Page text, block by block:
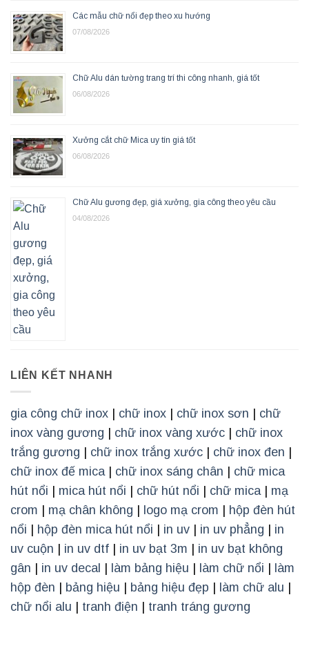
Các mẫu chữ nổi đẹp theo xu hướng
07/08/2026
Chữ Alu dán tường trang trí thi công nhanh, giá tốt
06/08/2026
Xưởng cắt chữ Mica uy tín giá tốt
06/08/2026
Chữ Alu gương đẹp, giá xưởng, gia công theo yêu cầu
04/08/2026
LIÊN KẾT NHANH
gia công chữ inox chữ inox chữ inox sơn
chữ
inox vàng gương
chữ inox vàng xước
chữ inox
trắng gương
chữ inox trắng xước chữ inox đen
chữ inox đế mica| chữ inox sáng chân
chữ mica
hút nổi
mica hút nổi chữ hút nổi chữ mica| mạ
crom
mạ chân không logo mạ crom
hộp đèn hút
nổi
hộp đèn mica hút nổi in uv in uv phẳng
in
uv cuộn
in uv dtf in uv bạt 3m
in uv bạt không
gân
in uv decal làm bảng hiệu làm chữ nổi
làm
hộp đèn
bảng hiệu bảng hiệu đẹp làm chữ alu
chữ nổi alu
tranh điện tranh tráng gương